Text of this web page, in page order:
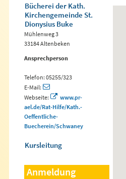
Bücherei der Kath.
Kirchengemeinde St.
Dionysius Buke
Mühlenweg 3
33184 Altenbeken
Ansprechperson
Telefon: 05255/323
E-Mail:
Webseite:
www.pr-
ael.de/Rat-Hilfe/Kath.-
Oeffentliche-
Buecherein/Schwaney
Kursleitung
Anmeldung